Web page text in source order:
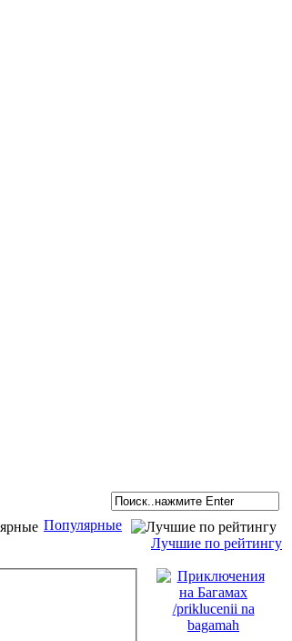
Популярные
Лучшие по рейтингу